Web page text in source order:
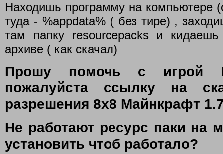
Находишь программу на компьютере
туда - %appdata% ( без тире) ,
там папку resourcepacks и
архиве ( как скачал)
Прошу помочь с игрой
пожалуйста ссылку на
разрешения 8х8 Майнкрафт
Не работают ресурс паки на
установить чтоб работало?